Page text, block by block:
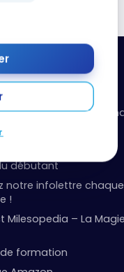
utiles
organisez vos
débutant
notre infolettre chaque
!
Milesopedia – La
formation